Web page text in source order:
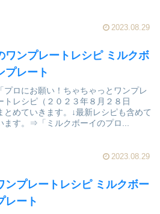
2023.08.29
ワンプレートレシピ ミルクボ
プレート
プロにお願い！ちゃちゃっとワンプレ
レシピ（２０２３年８月２８日
とめていきます。↓最新レシピも含めて
ます。⇒「ミルクボーイのプロ...
2023.08.29
ンプレートレシピ ミルクボー
レート